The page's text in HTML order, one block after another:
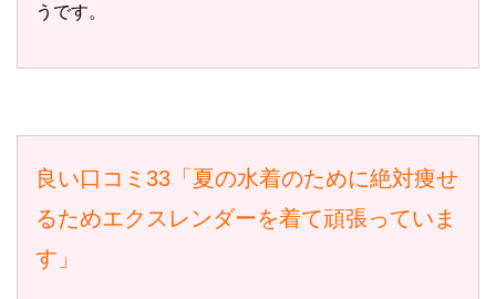
うです。
良い口コミ33「夏の水着のために絶対痩せ
るためエクスレンダーを着て頑張っていま
す」